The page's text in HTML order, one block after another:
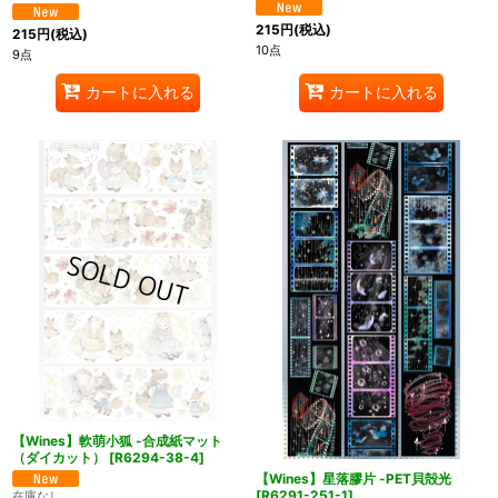
215円(税込)
9点
カートに入れる
215円(税込)
10点
カートに入れる
【Wines】軟萌小狐 -合成紙マット
（ダイカット）
[R6294-38-4]
【Wines】星落膠片 -PET貝殻光